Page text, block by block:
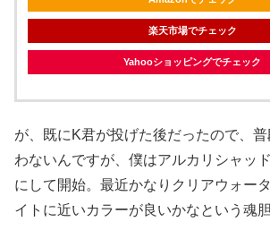
楽天市場でチェック
Yahooショッピングでチェック
が、既にK君が投げた後だったので、
わないんですが、僕はアルカリシャッ
にして開始。最近かなりクリアウォー
イトに近いカラーが良いかなという魂胆